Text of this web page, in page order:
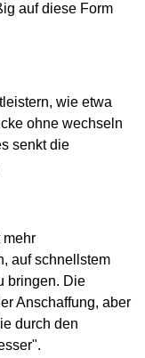
auf diese Form
wie etwa
ohne wechseln
senkt die
mehr
auf schnellstem
bringen. Die
Anschaffung, aber
durch den